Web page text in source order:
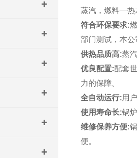
蒸汽，燃料—热
符合环保要求:
部门测试，本
供热品质高:蒸
优良配置:配套
力的保障。
全自动运行:用
使用寿命长:锅
维修保养方便:
便。